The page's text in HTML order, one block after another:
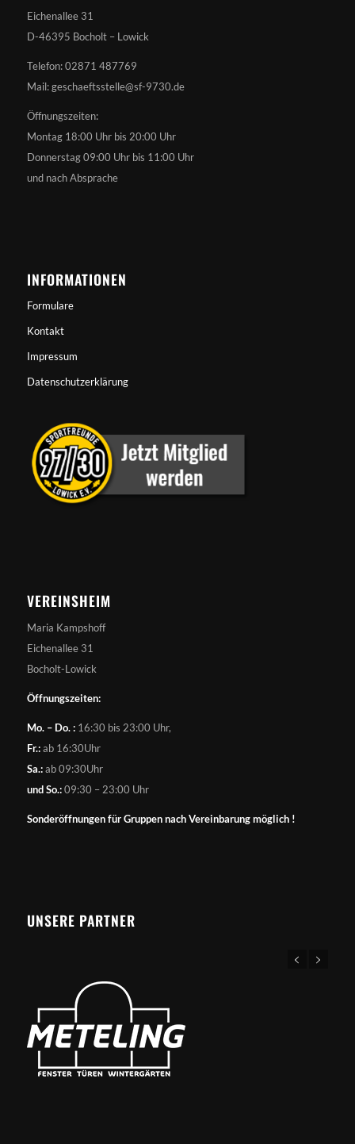
Eichenallee 31
D-46395 Bocholt – Lowick
Telefon: 02871 487769
Mail: geschaeftsstelle@sf-9730.de
Öffnungszeiten:
Montag 18:00 Uhr bis 20:00 Uhr
Donnerstag 09:00 Uhr bis 11:00 Uhr
und nach Absprache
INFORMATIONEN
Formulare
Kontakt
Impressum
Datenschutzerklärung
VEREINSHEIM
Maria Kampshoff
Eichenallee 31
Bocholt-Lowick
Öffnungszeiten:
Mo. – Do. :16:30 bis 23:00 Uhr,
Fr.:ab 16:30Uhr
Sa.:ab 09:30Uhr
und So.:09:30 – 23:00 Uhr
Sonderöffnungen für Gruppen nach Vereinbarung möglich !
UNSERE PARTNER